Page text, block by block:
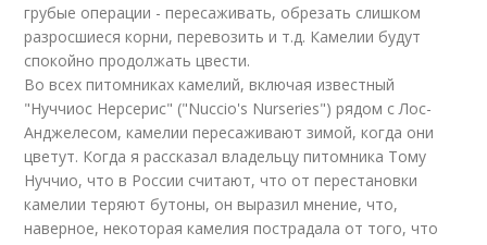
грубые операции - пересаживать, обрезать слишком
разросшиеся корни, перевозить и т.д. Камелии будут
спокойно продолжать цвести.
Во всех питомниках камелий, включая известный
"Нуччиос Нерсерис" ("Nuccio's Nurseries") рядом с Лос-
Анджелесом, камелии пересаживают зимой, когда они
цветут. Когда я рассказал владельцу питомника Тому
Нуччио, что в России считают, что от перестановки
камелии теряют бутоны, он выразил мнение, что,
наверное, некоторая камелия пострадала от того, что